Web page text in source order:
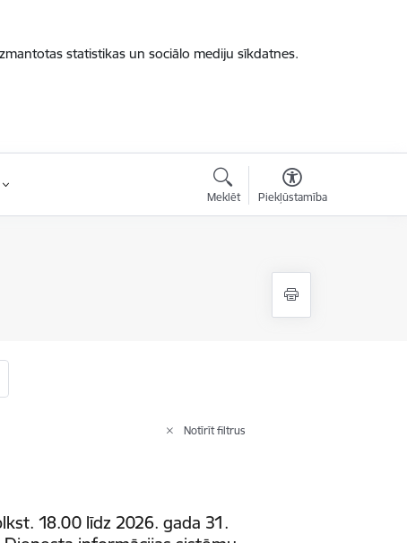
statistikas un sociālo mediju sīkdatnes.
Meklēt Piekļūstamība
Notīrīt filtrus
18.00 līdz 2026. gada 31.